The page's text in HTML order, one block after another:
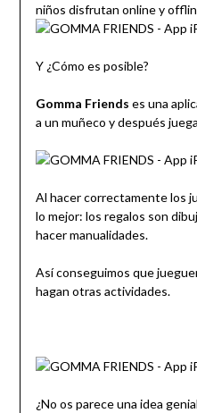
niños disfrutan online y
Y ¿Cómo es posible?
Gomma Friends es una
a un muñeco y después
Al hacer correctamente los
lo mejor: los regalos son
hacer manualidades.
Así conseguimos que
hagan otras actividades.
¿No os parece una idea